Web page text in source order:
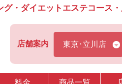
・ダイエットエステコース
店舗案内 東京･立川店
料金 商品一覧